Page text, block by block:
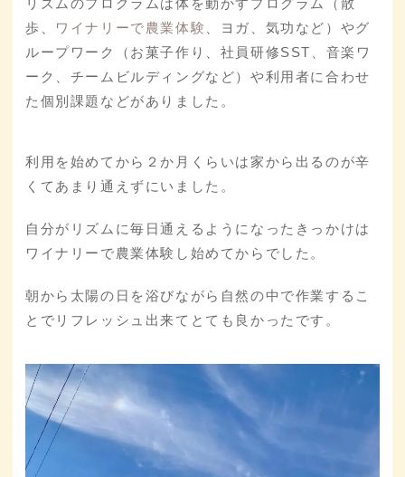
歩、
ワイナリーで農業体験
、ヨガ、気功など）やグ
ループワーク（お菓子作り、社員研修SST、音楽ワ
ーク、チームビルディングなど）や利用者に合わせ
た個別課題などがありました。
利用を始めてから２か月くらいは家から出るのが辛
くてあまり通えずにいました。
自分がリズムに毎日通えるようになったきっかけは
ワイナリーで農業体験し始めてからでした。
朝から太陽の日を浴びながら自然の中で作業するこ
とでリフレッシュ出来てとても良かったです。